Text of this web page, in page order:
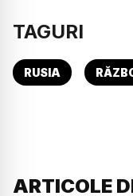
TAGURI
RUSIA
ARTICOLE